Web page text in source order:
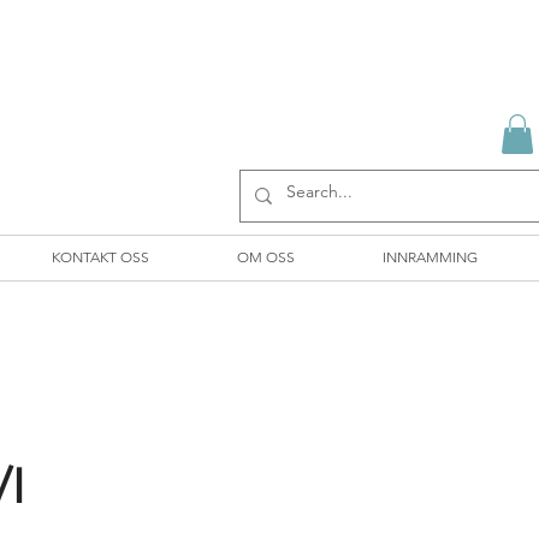
KONTAKT OSS OM OSS INNRAMMING